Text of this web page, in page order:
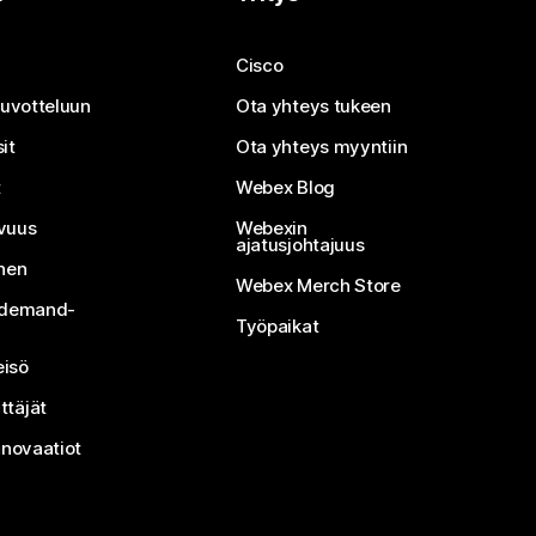
Cisco
Ota yhteys tukeen
Ota yhteys myyntiin
Webex Blog
Webexin
ajatusjohtajuus
Webex Merch Store
Työpaikat